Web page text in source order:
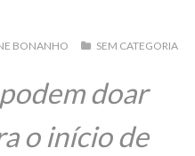
BONANHO SEM CATEGORIA
doar
o início de